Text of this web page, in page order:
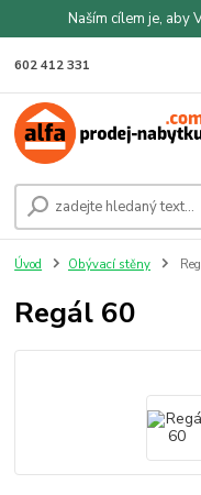
Naším cílem je, aby
602 412 331
Úvod Obývací stěny
Regál 60